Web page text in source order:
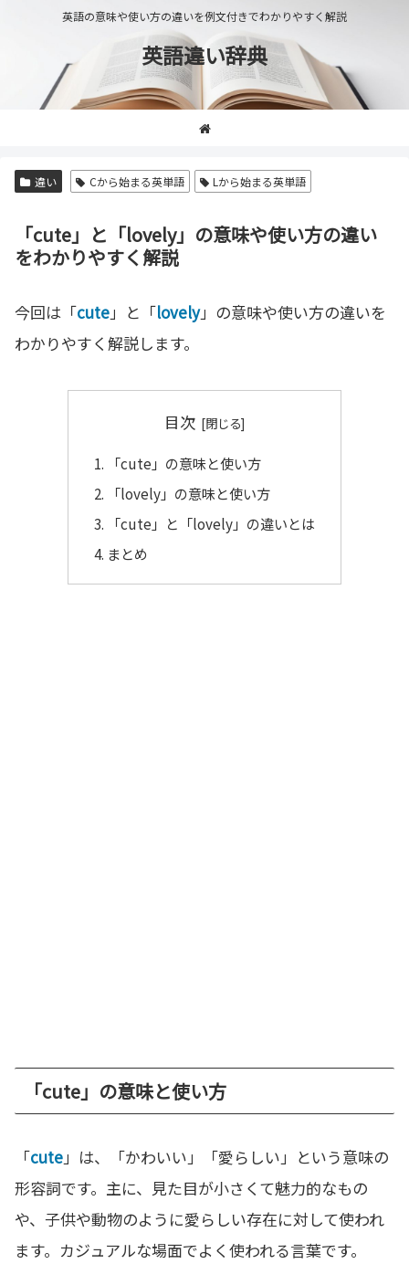
英語の意味や使い方の違いを例文付きでわかりやすく解説
英語違い辞典
違い Cから始まる英単語 Lから始まる英単語
「cute」と「lovely」の意味や使い方の違い
をわかりやすく解説
今回は「cute」と「lovely」の意味や使い方の違いを
わかりやすく解説します。
目次
「cute」の意味と使い方
「lovely」の意味と使い方
「cute」と「lovely」の違いとは
まとめ
「cute」の意味と使い方
「cute」は、「かわいい」「愛らしい」という意味の
形容詞です。主に、見た目が小さくて魅力的なもの
や、子供や動物のように愛らしい存在に対して使われ
ます。カジュアルな場面でよく使われる言葉です。